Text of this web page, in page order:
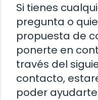
Si tienes
pregunta o
propuesta de
ponerte en
través del
contacto,
poder